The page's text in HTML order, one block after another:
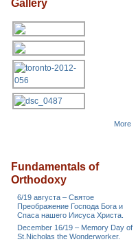
Gallery
More
Fundamentals of
Orthodoxy
6/19 августа – Святое
Преображение Господа Бога и
Спаса нашего Иисуса Христа.
December 16/19 – Memory Day of
St.Nicholas the Wonderworker.